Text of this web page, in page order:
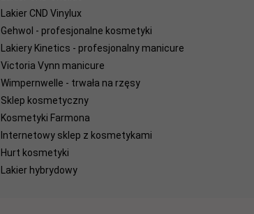
Lakier CND Vinylux
Gehwol - profesjonalne kosmetyki
Lakiery Kinetics - profesjonalny manicure
Victoria Vynn manicure
Wimpernwelle - trwała na rzęsy
Sklep kosmetyczny
Kosmetyki Farmona
Internetowy sklep z kosmetykami
Hurt kosmetyki
Lakier hybrydowy